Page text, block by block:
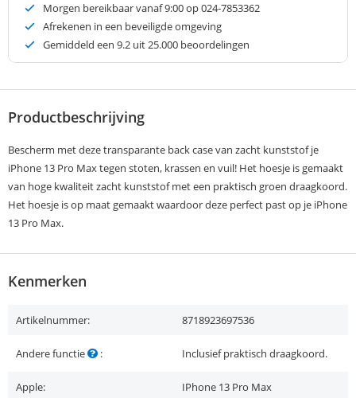
Morgen bereikbaar vanaf 9:00 op 024-7853362
Afrekenen in een beveiligde omgeving
Gemiddeld een 9.2 uit 25.000 beoordelingen
Productbeschrijving
Bescherm met deze transparante back case van zacht kunststof je
iPhone 13 Pro Max tegen stoten, krassen en vuil! Het hoesje is gemaakt
van hoge kwaliteit zacht kunststof met een praktisch groen draagkoord.
Het hoesje is op maat gemaakt waardoor deze perfect past op je iPhone
13 Pro Max.
Kenmerken
Artikelnummer: 8718923697536
Andere functie : Inclusief praktisch draagkoord.
Apple: IPhone 13 Pro Max